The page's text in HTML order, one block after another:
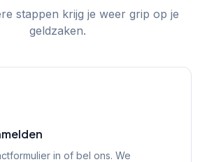
stappen krijg je weer grip op je
geldzaken.
in of bel ons. We